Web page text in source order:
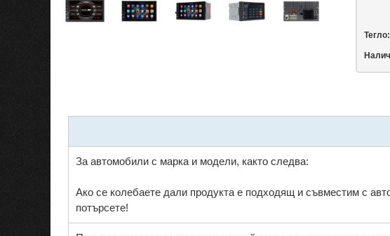
Тегло:
За автомобили с марка и модели, както следва:
Ако се колебаете дали продукта е подходящ и съвместим с
потърсете!